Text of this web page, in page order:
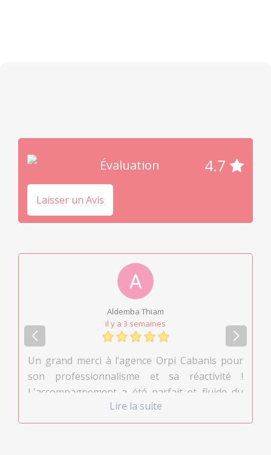
Évaluation 4.7
Laisser un Avis
pour
!
fluide du
cette
il y a un mois
Merci infiniment à Ludovic Ellenstein
disponibilité et son professionalisme
l'estimation de valeur de notre maison
quartier des Routes à Toulon.
Lire la suite